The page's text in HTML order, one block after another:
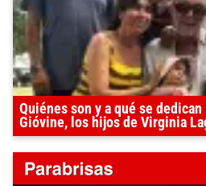
Quiénes son y a qué se
Gióvine, los hijos de Virginia